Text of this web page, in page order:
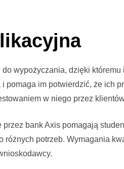
wypożyczania, dzięki
i pomaga im potwierdzić, że
w niego przez
bank Axis pomagają
różnych potrzeb. Wymagania